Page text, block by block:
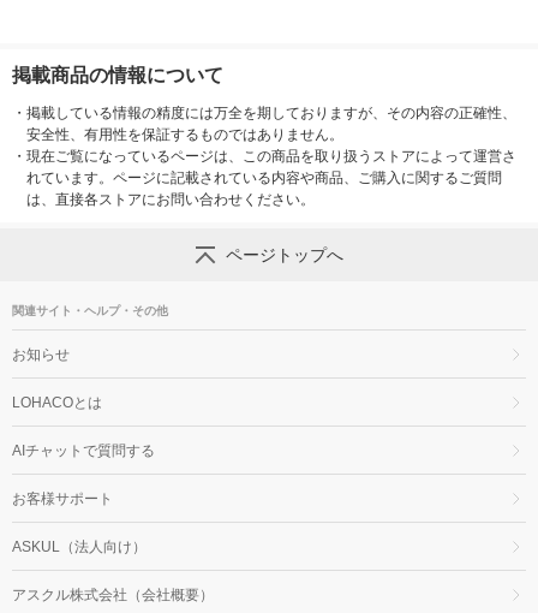
掲載商品の情報について
・ 掲載している情報の精度には万全を期しておりますが、その内容の正確性、
安全性、有用性を保証するものではありません。
・ 現在ご覧になっているページは、この商品を取り扱うストアによって運営さ
れています。ページに記載されている内容や商品、ご購入に関するご質問
は、直接各ストアにお問い合わせください。
ページトップへ
関連サイト・ヘルプ・その他
お知らせ
LOHACOとは
AIチャットで質問する
お客様サポート
ASKUL（法人向け）
アスクル株式会社（会社概要）